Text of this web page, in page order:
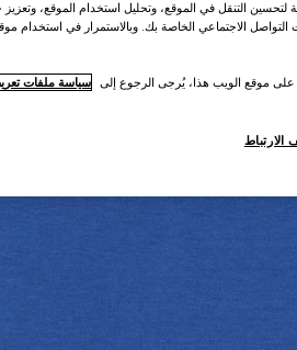
لتحسين التنقل في الموقع، وتحليل استخدام الموقع، وتعزيز
الاجتماعي الخاصة بك. وبالاستمرار في استخدام
على موقع الويب هذا، يُرجى الرجوع إلى سياسة ملفات